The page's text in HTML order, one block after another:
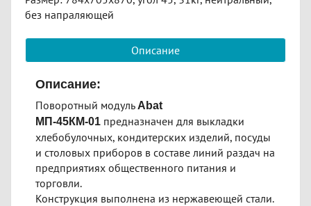
без напраляющей
Описание
Описание:
Поворотный модуль​ Abat
МП-45КМ-01 предназначен для выкладки
хлебобулочных, кондитерских изделий, посуды
и столовых приборов в составе линий раздач на
предприятиях общественного питания и
торговли.
Конструкция выполнена из нержавеющей стали.